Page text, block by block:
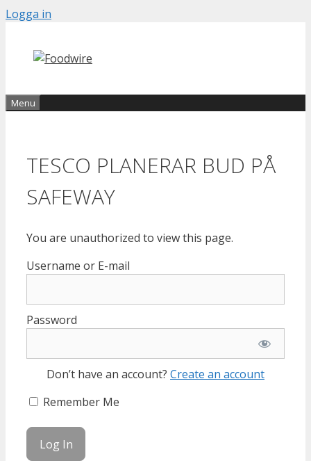
Skip
content
Logga in
Menu
TESCO PLANERAR BUD PÅ
SAFEWAY
You are unauthorized to view this page.
Username or E-mail
Password
Don’t have an account? Create an account
Remember Me